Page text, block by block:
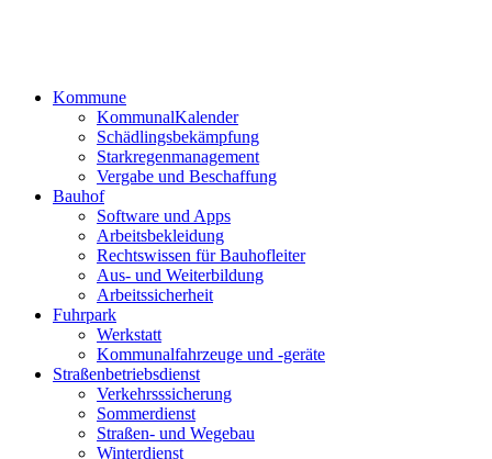
Kommune
KommunalKalender
Schädlingsbekämpfung
Starkregenmanagement
Vergabe und Beschaffung
Bauhof
Software und Apps
Arbeitsbekleidung
Rechtswissen für Bauhofleiter
Aus- und Weiterbildung
Arbeitssicherheit
Fuhrpark
Werkstatt
Kommunalfahrzeuge und -geräte
Straßenbetriebsdienst
Verkehrsssicherung
Sommerdienst
Straßen- und Wegebau
Winterdienst